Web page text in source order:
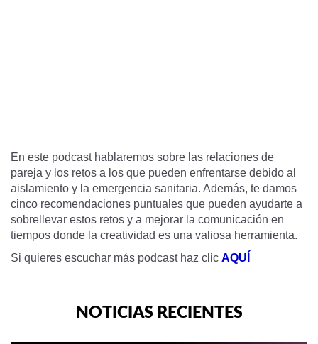
En este podcast hablaremos sobre las relaciones de
pareja y los retos a los que pueden enfrentarse debido al
aislamiento y la emergencia sanitaria. Además, te damos
cinco recomendaciones puntuales que pueden ayudarte a
sobrellevar estos retos y a mejorar la comunicación en
tiempos donde la creatividad es una valiosa herramienta.
Si quieres escuchar más podcast haz clic AQUÍ
NOTICIAS RECIENTES